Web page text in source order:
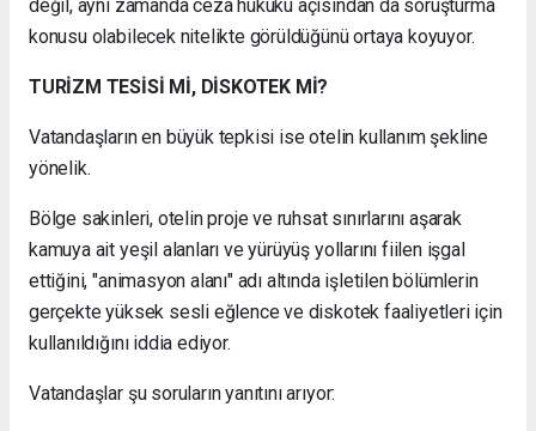
değil, aynı zamanda ceza hukuku açısından da soruşturma
konusu olabilecek nitelikte görüldüğünü ortaya koyuyor.
TURİZM TESİSİ Mİ, DİSKOTEK Mİ?
Vatandaşların en büyük tepkisi ise otelin kullanım şekline
yönelik.
Bölge sakinleri, otelin proje ve ruhsat sınırlarını aşarak
kamuya ait yeşil alanları ve yürüyüş yollarını fiilen işgal
ettiğini, "animasyon alanı" adı altında işletilen bölümlerin
gerçekte yüksek sesli eğlence ve diskotek faaliyetleri için
kullanıldığını iddia ediyor.
Vatandaşlar şu soruların yanıtını arıyor: